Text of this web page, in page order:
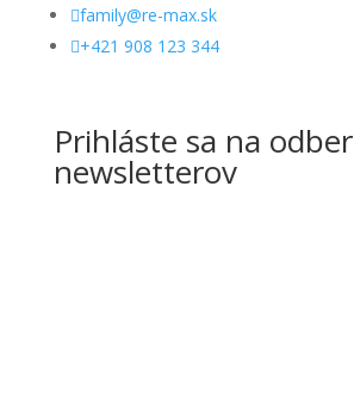
family@re-max.sk
+421 908 123 344
Prihláste sa na odber
newsletterov